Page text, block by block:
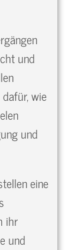
und
wie
und
eine
ihr
und